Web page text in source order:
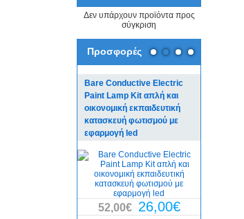
Δεν υπάρχουν προϊόντα προς
σύγκριση
Προσφορές
Bare Conductive Electric
Paint Lamp Kit απλή και
οικονομική εκπαιδευτική
κατασκευή φωτισμού με
εφαρμογή led
52,00€ 26,00€